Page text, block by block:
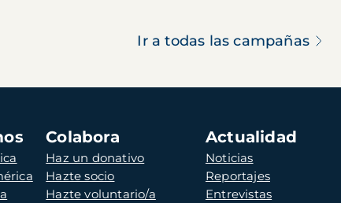
Ir a todas las campañas
Colabora
Haz un donativo
Hazte socio
Hazte voluntario/a
Actualidad
Noticias
Reportajes
Entrevistas